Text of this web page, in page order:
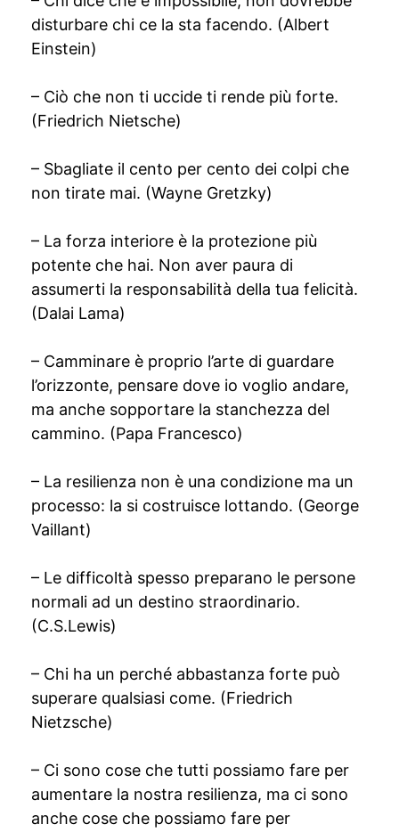
disturbare chi ce la sta facendo. (Albert
Einstein)
– Ciò che non ti uccide ti rende più forte.
(Friedrich Nietsche)
– Sbagliate il cento per cento dei colpi che
non tirate mai. (Wayne Gretzky)
– La forza interiore è la protezione più
potente che hai. Non aver paura di
assumerti la responsabilità della tua felicità.
(Dalai Lama)
– Camminare è proprio l’arte di guardare
l’orizzonte, pensare dove io voglio andare,
ma anche sopportare la stanchezza del
cammino. (Papa Francesco)
– La resilienza non è una condizione ma un
processo: la si costruisce lottando. (George
Vaillant)
– Le difficoltà spesso preparano le persone
normali ad un destino straordinario.
(C.S.Lewis)
– Chi ha un perché abbastanza forte può
superare qualsiasi come. (Friedrich
Nietzsche)
– Ci sono cose che tutti possiamo fare per
aumentare la nostra resilienza, ma ci sono
anche cose che possiamo fare per